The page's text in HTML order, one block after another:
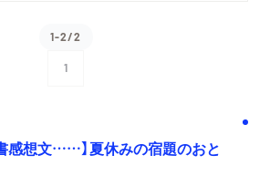
1-2/2
1
感想文……】夏休みの宿題のおと